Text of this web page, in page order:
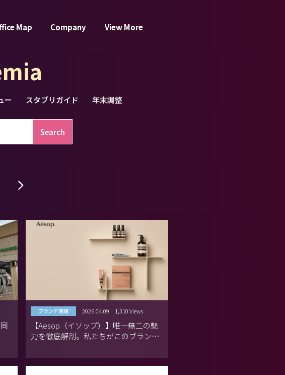
Map Company View More
ー スタブリガイド 年末調整
Search
ブランド情報 2026.04.09 1,310 Views
【Aesop（イソップ）】唯一無二の魅
力を徹底解剖。私たちがこのブランド